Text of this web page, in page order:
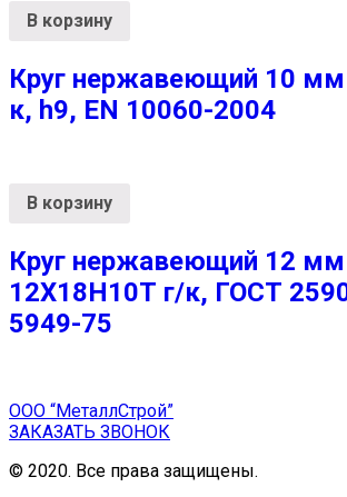
В корзину
Круг нержавеющий 10 мм
к, h9, EN 10060-2004
В корзину
Круг нержавеющий 12 мм
12Х18Н10Т г/к, ГОСТ
5949-75
ООО “МеталлСтрой”
ЗАКАЗАТЬ ЗВОНОК
© 2020. Все права защищены.